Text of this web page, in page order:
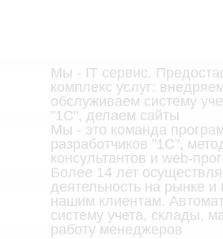
Мы - IT сервис.
комплекс услуг:
обслуживаем систему
"1С", делаем сайты
Мы - это команда
разработчиков "1С",
консультантов и web-
Более 14 лет
деятельность на рынке и
нашим клиентам.
систему учета, склады,
работу менеджеров